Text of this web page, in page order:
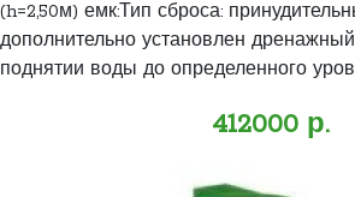
(h=2,50м) емк:Тип сброса:
дополнительно установлен
поднятии воды до определенного
412000 р.